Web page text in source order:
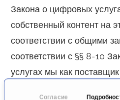
Согласие
Закона о цифровых
собственный контент на
соответствии с общими
соответствии с §§ 8-10
услугах мы как